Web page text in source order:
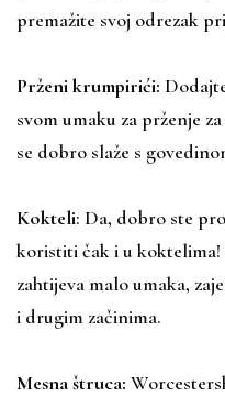
premažite svoj odrezak
Prženi krumpirići:
svom umaku za prženje
se dobro slaže s
Kokteli: Da, dobro ste
koristiti čak i u
zahtijeva malo umaka,
i drugim začinima.
Mesna štruca: